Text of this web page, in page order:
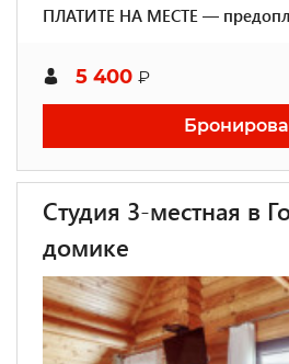
ПЛАТИТЕ НА МЕСТЕ —
5 400 ₽
Студия 3-местная в
домике